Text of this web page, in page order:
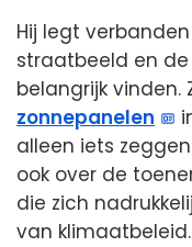
Hij legt
straatbeeld en de
belangrijk vinden.
zonnepanelen
alleen iets
ook over de
die zich
van klimaatbeleid.